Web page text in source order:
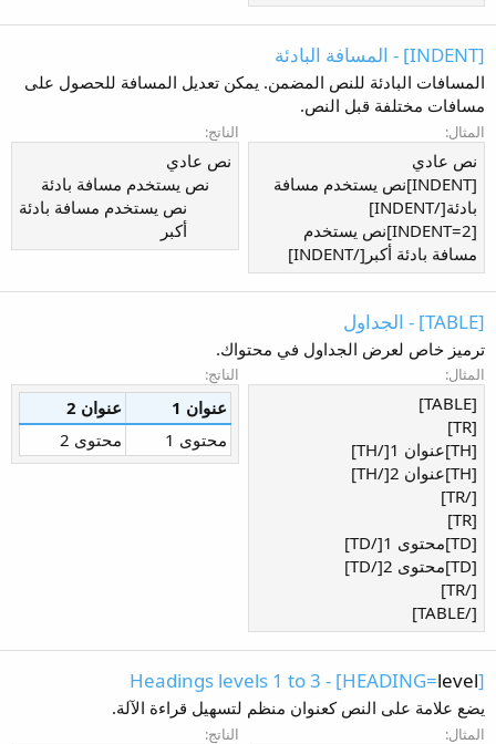
[INDENT] - المسافة البادئة
المسافات البادئة للنص المضمن. يمكن تعديل المسافة للحصول على
مسافات مختلفة قبل النص.
المثال:
نص عادي
[INDENT]نص يستخدم مسافة
بادئة[/INDENT]
[INDENT=2]نص يستخدم
مسافة بادئة أكبر[/INDENT]
الناتج:
نص عادي
نص يستخدم مسافة بادئة​
نص يستخدم مسافة بادئة
أكبر​
[TABLE] - الجداول
ترميز خاص لعرض الجداول في محتواك.
المثال:
[TABLE]
[TR]
[TH]عنوان 1[/TH]
[TH]عنوان 2[/TH]
[/TR]
[TR]
[TD]محتوى 1[/TD]
[TD]محتوى 2[/TD]
[/TR]
[/TABLE]
الناتج:
عنوان 1
عنوان 2
محتوى 1
محتوى 2
[HEADING=
level
] - Headings levels 1 to 3
يضع علامة على النص كعنوان منظم لتسهيل قراءة الآلة.
المثال: الناتج: